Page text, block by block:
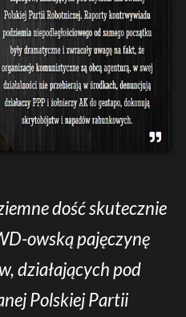
dość skutecznie
owską pajęczynę
działających pod
Polskiej Partii